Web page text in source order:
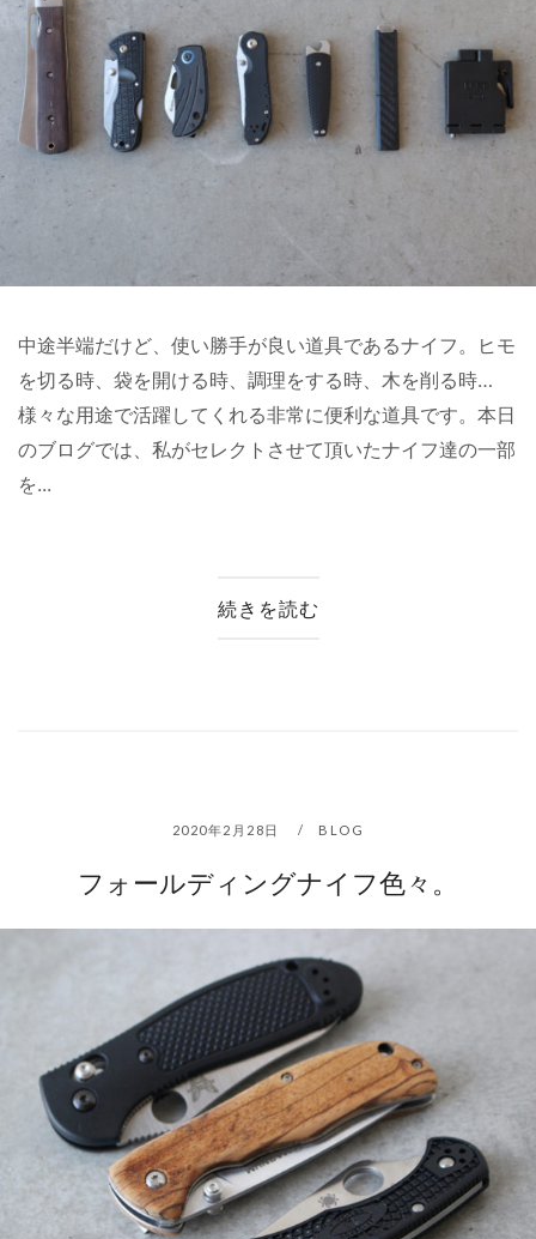
中途半端だけど、使い勝手が良い道具であるナイフ。ヒモ
を切る時、袋を開ける時、調理をする時、木を削る時…
様々な用途で活躍してくれる非常に便利な道具です。本日
のブログでは、私がセレクトさせて頂いたナイフ達の一部
を...
続きを読む
2020年2月28日 BLOG
フォールディングナイフ色々。